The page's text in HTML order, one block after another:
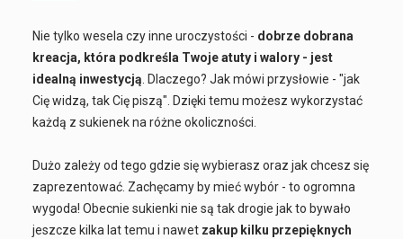
Nie tylko wesela czy inne uroczystości - dobrze dobrana
kreacja, która podkreśla Twoje atuty i walory - jest
idealną inwestycją . Dlaczego? Jak mówi przysłowie - "jak
Cię widzą, tak Cię piszą". Dzięki temu możesz wykorzystać
każdą z sukienek na różne okoliczności.
Dużo zależy od tego gdzie się wybierasz oraz jak chcesz się
zaprezentować. Zachęcamy by mieć wybór - to ogromna
wygoda! Obecnie sukienki nie są tak drogie jak to bywało
jeszcze kilka lat temu i nawet zakup kilku przepięknych